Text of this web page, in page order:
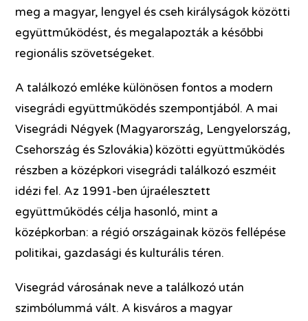
meg a magyar, lengyel és cseh királyságok közötti
együttműködést, és megalapozták a későbbi
regionális szövetségeket.
A találkozó emléke különösen fontos a modern
visegrádi együttműködés szempontjából. A mai
Visegrádi Négyek (Magyarország, Lengyelország,
Csehország és Szlovákia) közötti együttműködés
részben a középkori visegrádi találkozó eszméit
idézi fel. Az 1991-ben újraélesztett
együttműködés célja hasonló, mint a
középkorban: a régió országainak közös fellépése
politikai, gazdasági és kulturális téren.
Visegrád városának neve a találkozó után
szimbólummá vált. A kisváros a magyar